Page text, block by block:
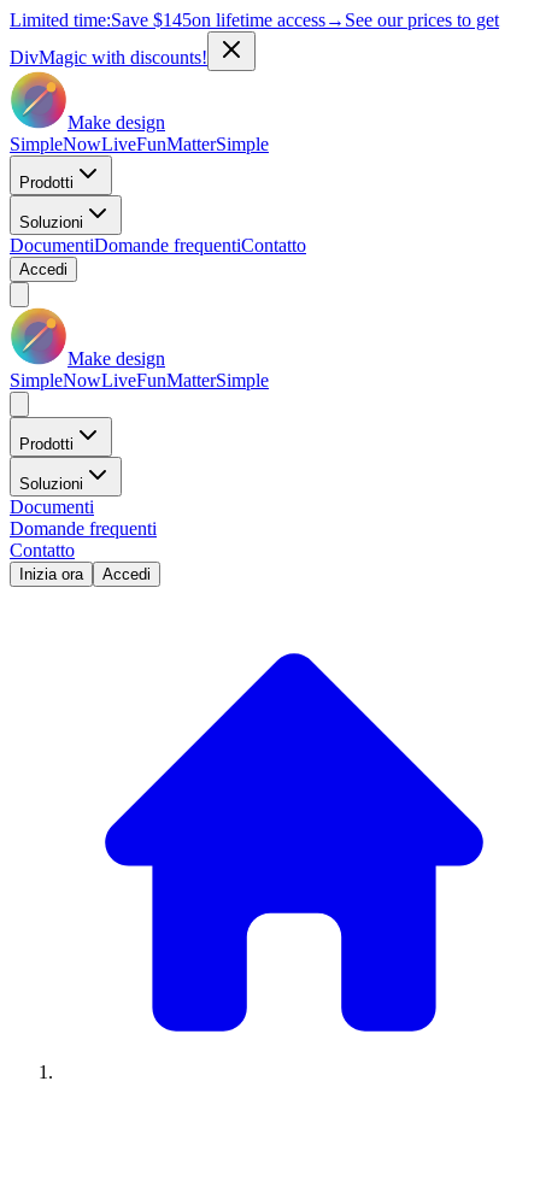
Limited time:Save $145on lifetime access→ See our prices to get
DivMagic with discounts!
Make design
SimpleNowLiveFunMatterSimple
Prodotti
Soluzioni
DocumentiDomande frequentiContatto
Accedi
Make design
SimpleNowLiveFunMatterSimple
Prodotti
Soluzioni
Documenti
Domande frequenti
Contatto
Inizia ora Accedi